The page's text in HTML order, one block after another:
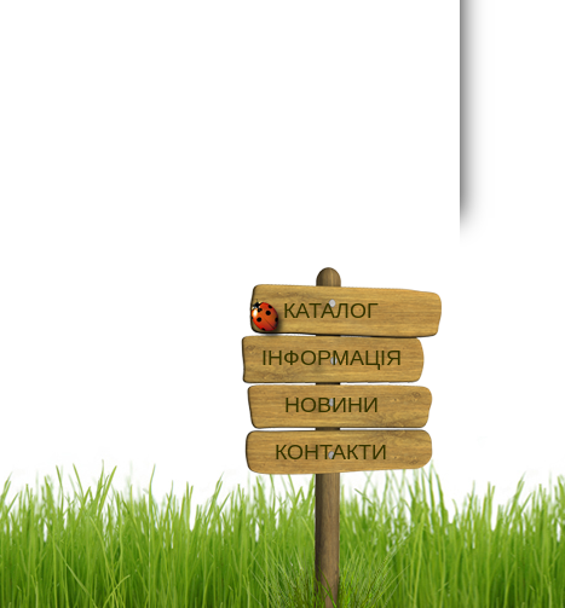
КАТАЛОГ
ІНФОРМАЦІЯ
НОВИНИ
КОНТАКТИ